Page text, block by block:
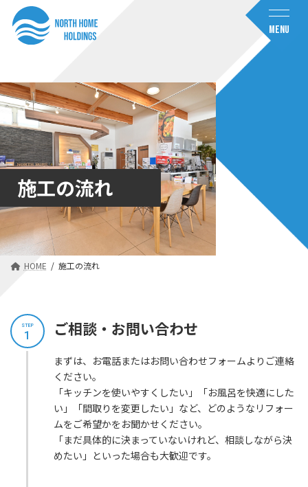
ス
キ
プ
ン
に
動
MENU
施工の流れ
HOME 施工の流れ
ご相談・お問い合わせ
まずは、お電話またはお問い合わせフォームよりご連絡
ください。
「キッチンを使いやすくしたい」「お風呂を快適にした
い」「間取りを変更したい」など、どのようなリフォー
ムをご希望かをお聞かせください。
「まだ具体的に決まっていないけれど、相談しながら決
めたい」といった場合も大歓迎です。
STEP
1